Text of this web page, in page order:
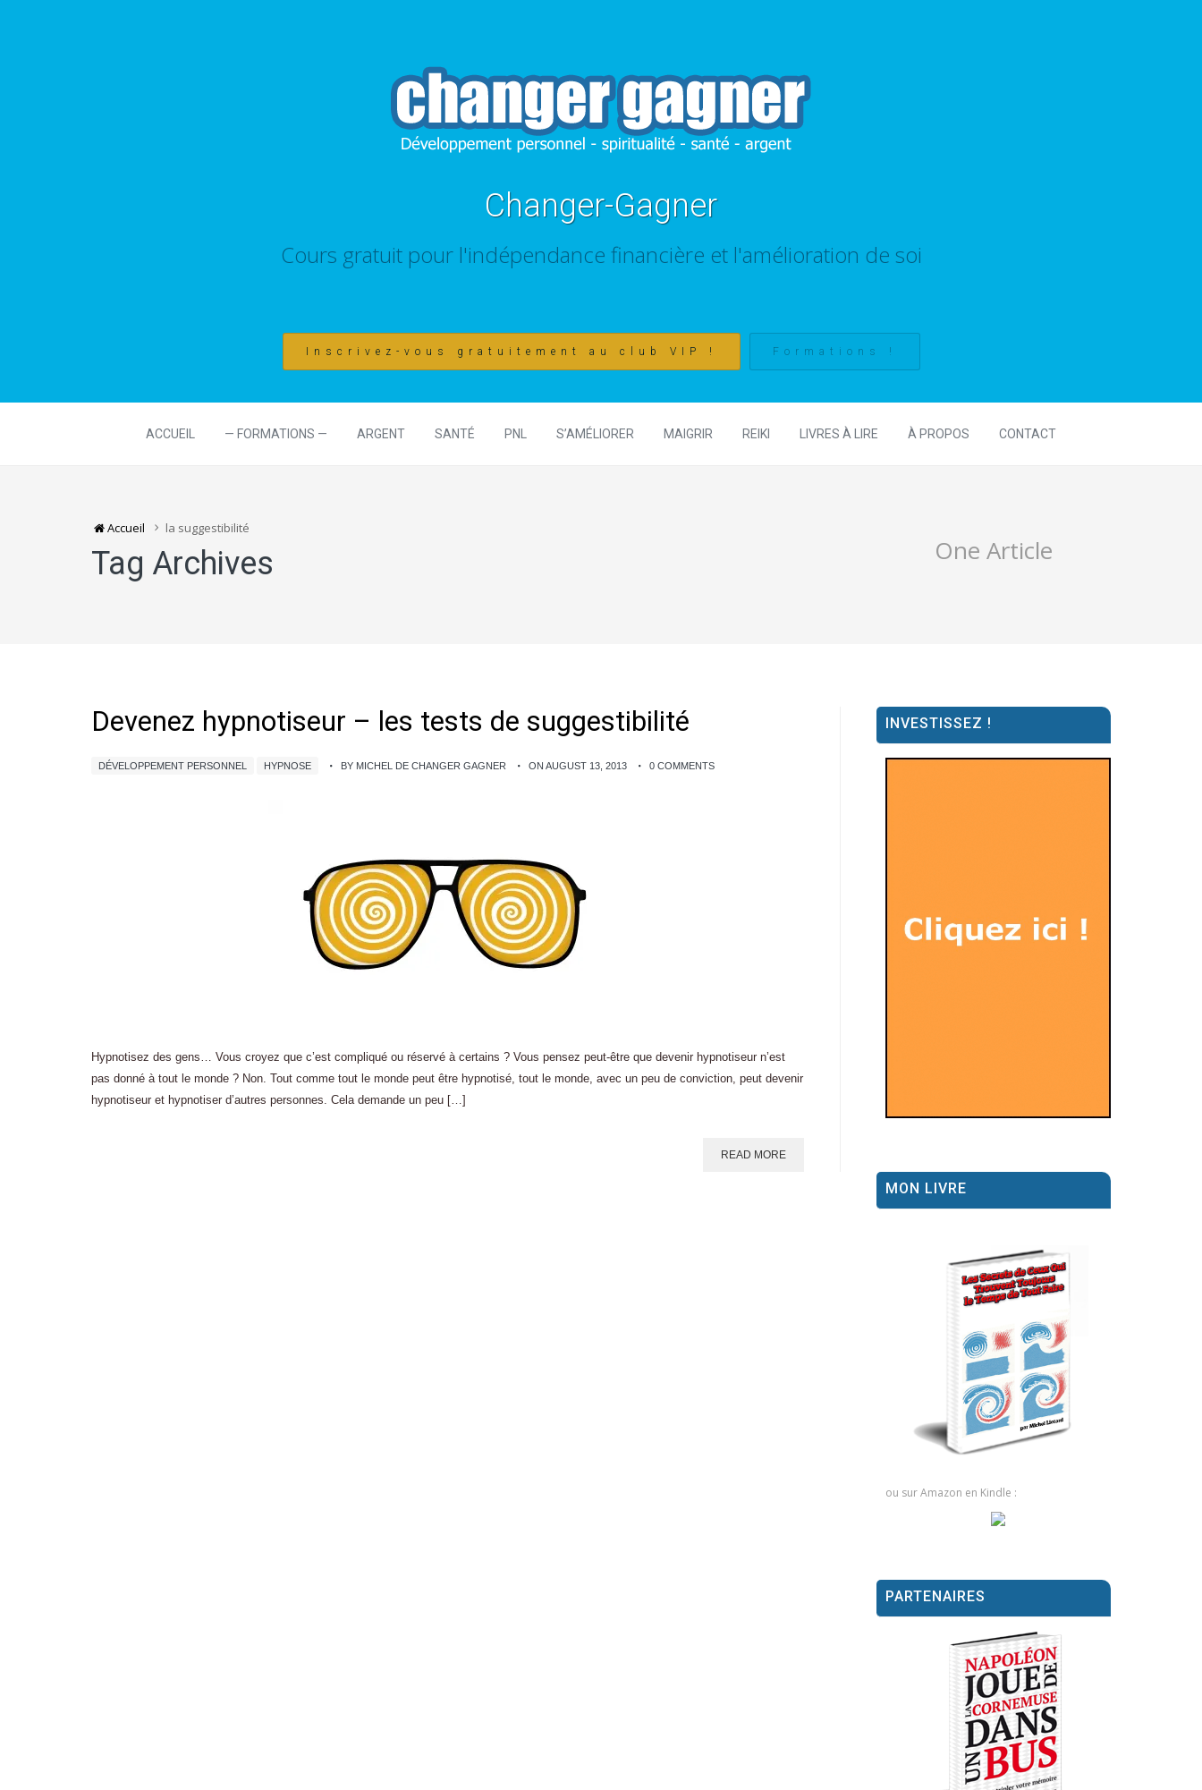
Changer-Gagner
Cours gratuit pour l'indépendance financière et l'amélioration de soi
Inscrivez-vous gratuitement au club VIP ! Formations !
ACCUEIL — FORMATIONS — ARGENT SANTÉ PNL S’AMÉLIORER MAIGRIR REIKI LIVRES À LIRE À PROPOS CONTACT
Accueil la suggestibilité
Tag Archives One Article
Devenez hypnotiseur – les tests de suggestibilité
DÉVELOPPEMENT PERSONNEL HYPNOSE BY MICHEL DE CHANGER GAGNER ON AUGUST 13, 2013 0 COMMENTS
Hypnotisez des gens… Vous croyez que c’est compliqué ou réservé à certains ? Vous pensez peut-être que devenir hypnotiseur n’est
pas donné à tout le monde ? Non. Tout comme tout le monde peut être hypnotisé, tout le monde, avec un peu de conviction, peut devenir
hypnotiseur et hypnotiser d’autres personnes. Cela demande un peu […]
READ MORE
INVESTISSEZ !
MON LIVRE
ou sur Amazon en Kindle :
PARTENAIRES